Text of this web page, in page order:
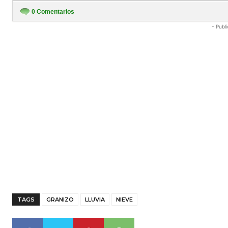
0 Comentarios
-
TAGS GRANIZO LLUVIA NIEVE